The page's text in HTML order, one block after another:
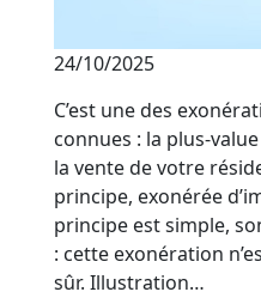
24/10/2025
C’est une des
connues : la plus-
la vente de votre
principe, exonérée
principe est simple,
: cette exonération
sûr. Illustration…